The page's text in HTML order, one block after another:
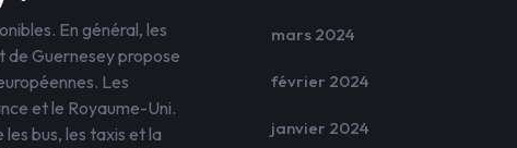
En général, les
de Guernesey propose
Les
et le Royaume-Uni.
bus, les taxis et la
mars 2024
février 2024
janvier 2024